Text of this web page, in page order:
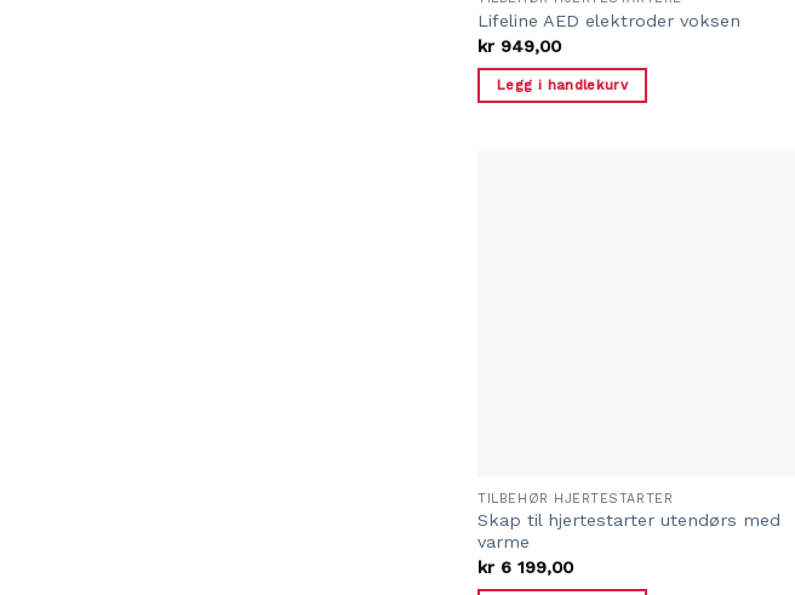
Lifeline AED elektroder voksen
kr 949,00
Legg i handlekurv
TILBEHØR HJERTESTARTER
Skap til hjertestarter utendørs med
varme
kr 6 199,00